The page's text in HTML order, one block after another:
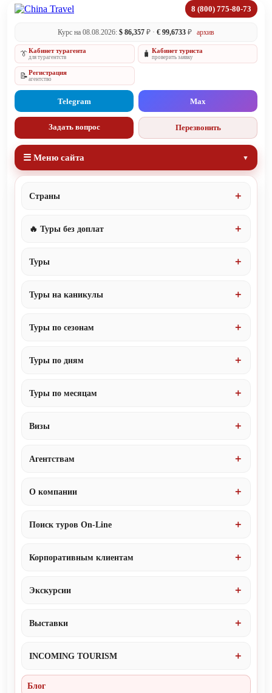
8 (800) 775-80-73
Курс на 08.08.2026: $ 86,357 ₽ · € 99,6733 ₽ архив
👔Кабинет турагента
для турагентств 🧳 Кабинет туриста
проверить заявку
📝Регистрация
агентство
Telegram Max
Задать вопрос Перезвонить
☰ Меню сайта
Страны
🔥 Туры без доплат
Туры
Туры на каникулы
Туры по сезонам
Туры по дням
Туры по месяцам
Визы
Агентствам
О компании
Поиск туров On-Line
Корпоративным клиентам
Экскурсии
Выставки
INCOMING TOURISM
Блог